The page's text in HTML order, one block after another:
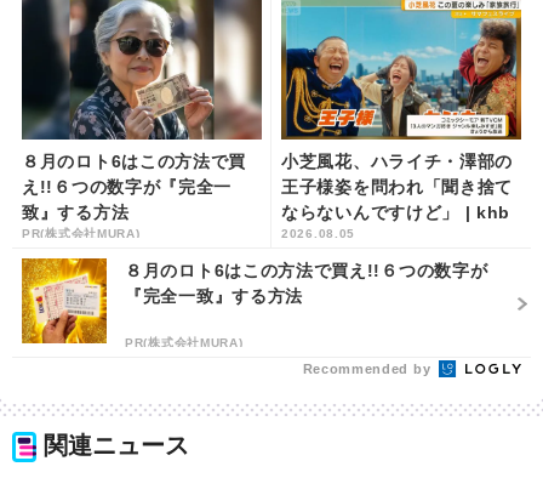
８月のロト6はこの方法で買
え!!６つの数字が『完全一
致』する方法
PR(株式会社MURA)
小芝風花、ハライチ・澤部の
王子様姿を問われ「聞き捨て
ならないんですけど」 | khb
東日本放送
2026.08.05
８月のロト6はこの方法で買え!!６つの数字が
『完全一致』する方法
PR(株式会社MURA)
Recommended by
関連ニュース